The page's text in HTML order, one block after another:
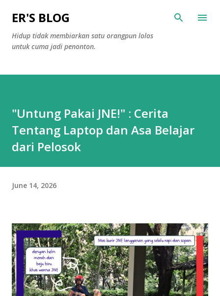
ER'S BLOG
Hidup tidak membiarkan satu orangpun lolos
untuk cuma jadi penonton.
"Untung Pakai JNE!" : Cerita
Tentang Laptop dan Asa Belajar
dari Pelosok
June 14, 2026